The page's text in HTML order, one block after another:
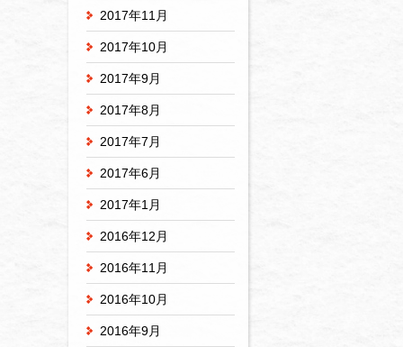
2017年11月
2017年10月
2017年9月
2017年8月
2017年7月
2017年6月
2017年1月
2016年12月
2016年11月
2016年10月
2016年9月